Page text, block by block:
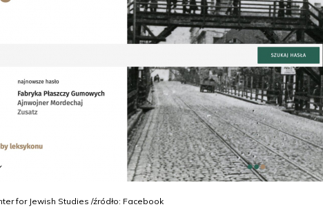
for Jewish Studies /źródło: Facebook